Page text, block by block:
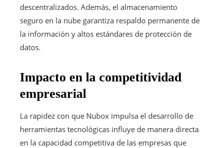
descentralizados. Además, el almacenamiento
seguro en la nube garantiza respaldo permanente de
la información y altos estándares de protección de
datos.
Impacto en la competitividad
empresarial
La rapidez con que Nubox impulsa el desarrollo de
herramientas tecnológicas influye de manera directa
en la capacidad competitiva de las empresas que